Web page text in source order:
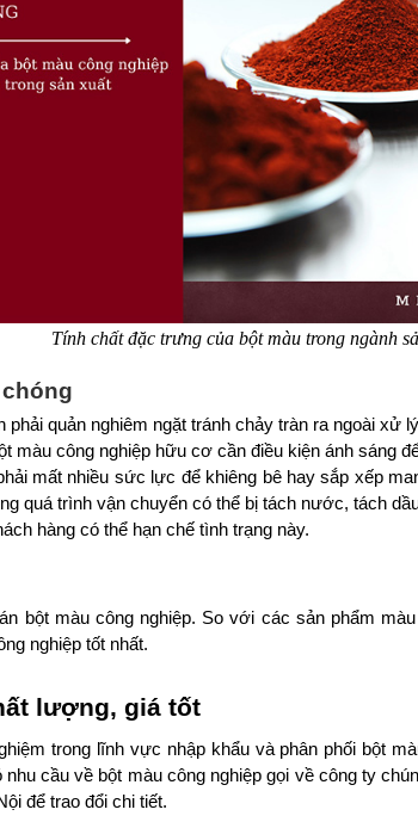
Tính chất đặc trưng của bột màu trong ngành
quản nghiêm ngặt tránh chảy tràn ra ngoài
màu công nghiệp hữu cơ cần điều kiện ánh sáng
mất nhiều sức lực để khiêng bê hay sắp xếp
quá trình vận chuyển có thể bị tách nước, tách
hàng có thể hạn chế tình trạng này.
bột màu công nghiệp. So với các sản phẩm
nghiệp tốt nhất.
lượng, giá tốt
trong lĩnh vực nhập khẩu và phân phối bột
cầu về bột màu công nghiệp gọi về công ty
để trao đổi chi tiết.